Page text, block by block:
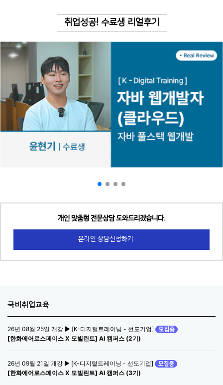
취업성공! 수료생 리얼후기
개인 맞춤형 전문상담 도와드리겠습니다.
온라인 상담신청하기
국비취업교육
26년 08월 25일 개강 ▶ [K-디지털트레이닝 - 선도기업]
[한화에어로스페이스 X 모빌린트] AI 캠퍼스 (2기)
26년 09월 21일 개강 ▶ [K-디지털트레이닝 - 선도기업]
[한화에어로스페이스 X 모빌린트] AI 캠퍼스 (3기)